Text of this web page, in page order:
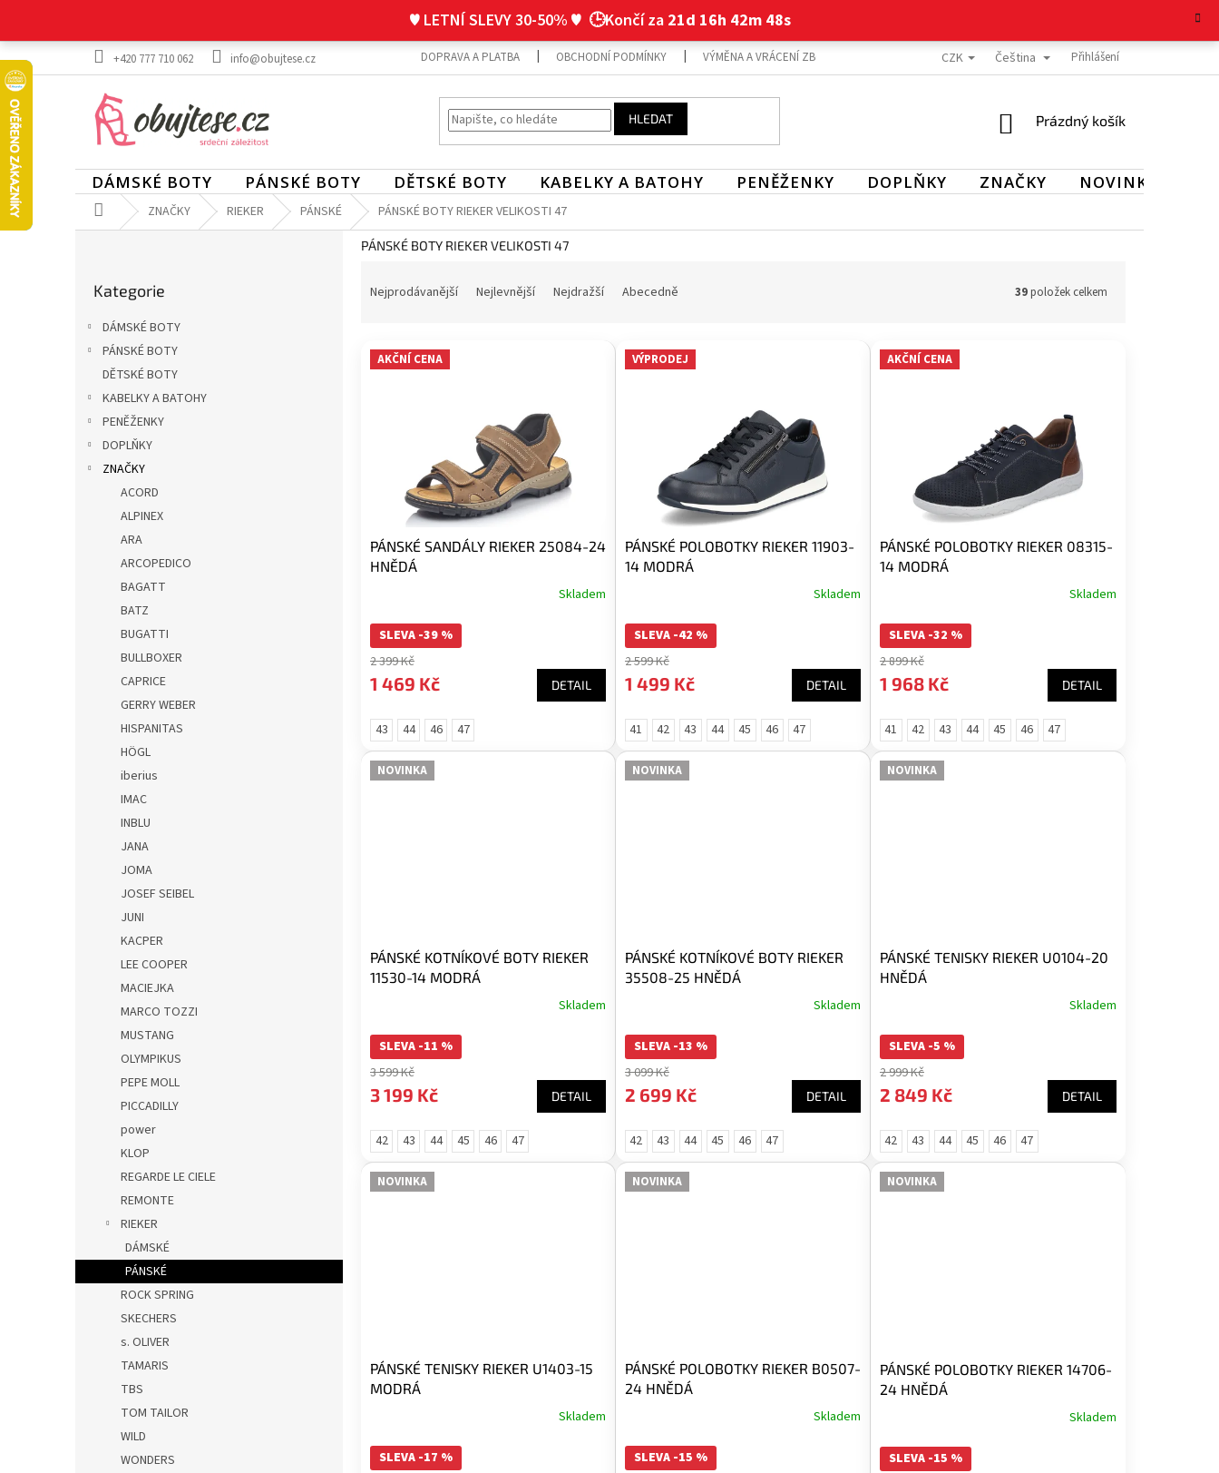
obsah
♥ LETNÍ SLEVY 30-50% ♥ 🕒Končí za 21d 16h 42m 47s
+420 777 710 062 info@obujtese.cz DOPRAVA A PLATBA OBCHODNÍ PODMÍNKY VÝMĚNA A VRÁCENÍ ZBOŽÍ REKLAMAČNÍ ŘÁD OCHRANA OSOBNÍCH ÚDAJŮ
CZK Čeština Přihlášení
HLEDAT
NÁKUPNÍ
Prázdný košík
DÁMSKÉ BOTY PÁNSKÉ BOTY DĚTSKÉ BOTY KABELKY A BATOHY PENĚŽENKY DOPLŇKY ZNAČKY NOVINKY
Domů ZNAČKY RIEKER PÁNSKÉ PÁNSKÉ BOTY RIEKER VELIKOSTI 47
kategorie
Kategorie
DÁMSKÉ BOTY
PÁNSKÉ BOTY
DĚTSKÉ BOTY
KABELKY A BATOHY
PENĚŽENKY
DOPLŇKY
ZNAČKY
ACORD
ALPINEX
ARA
ARCOPEDICO
BAGATT
BATZ
BUGATTI
BULLBOXER
CAPRICE
GERRY WEBER
HISPANITAS
HÖGL
iberius
IMAC
INBLU
JANA
JOMA
JOSEF SEIBEL
JUNI
KACPER
LEE COOPER
MACIEJKA
MARCO TOZZI
MUSTANG
OLYMPIKUS
PEPE MOLL
PICCADILLY
power
KLOP
REGARDE LE CIELE
REMONTE
RIEKER
DÁMSKÉ
PÁNSKÉ
ROCK SPRING
SKECHERS
s. OLIVER
TAMARIS
TBS
TOM TAILOR
WILD
WONDERS
PÁNSKÉ BOTY RIEKER VELIKOSTI 47
n
Nejprodávanější Nejlevnější Nejdražší Abecedně 39položek celkem
V AKČNÍ CENA
PÁNSKÉ SANDÁLY RIEKER 25084-24
HNĚDÁ
Skladem
SLEVA -39 %
2 399 Kč
1 469 Kč DETAIL
43 44 46 47
VÝPRODEJ
PÁNSKÉ POLOBOTKY RIEKER 11903-
14 MODRÁ
Skladem
SLEVA -42 %
2 599 Kč
1 499 Kč DETAIL
41 42 43 44 45 46 47
AKČNÍ CENA
PÁNSKÉ POLOBOTKY RIEKER 08315-
14 MODRÁ
Skladem
SLEVA -32 %
2 899 Kč
1 968 Kč DETAIL
41 42 43 44 45 46 47
NOVINKA
PÁNSKÉ KOTNÍKOVÉ BOTY RIEKER
11530-14 MODRÁ
Skladem
SLEVA -11 %
3 599 Kč
3 199 Kč DETAIL
42 43 44 45 46 47
NOVINKA
PÁNSKÉ KOTNÍKOVÉ BOTY RIEKER
35508-25 HNĚDÁ
Skladem
SLEVA -13 %
3 099 Kč
2 699 Kč DETAIL
42 43 44 45 46 47
NOVINKA
PÁNSKÉ TENISKY RIEKER U0104-20
HNĚDÁ
Skladem
SLEVA -5 %
2 999 Kč
2 849 Kč DETAIL
42 43 44 45 46 47
NOVINKA
PÁNSKÉ TENISKY RIEKER U1403-15
MODRÁ
Skladem
SLEVA -17 %
NOVINKA
PÁNSKÉ POLOBOTKY RIEKER B0507-
24 HNĚDÁ
Skladem
SLEVA -15 %
NOVINKA
PÁNSKÉ POLOBOTKY RIEKER 14706-
24 HNĚDÁ
Skladem
SLEVA -15 %